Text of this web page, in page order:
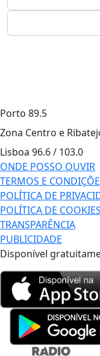
Porto 89.5
Zona Centro e
Lisboa 96.6 / 103.0
ONDE POSSO OUVIR
TERMOS E
POLÍTICA DE
POLÍTICA DE COOKIES
TRANSPARÊNCIA
PUBLICIDADE
Disponível